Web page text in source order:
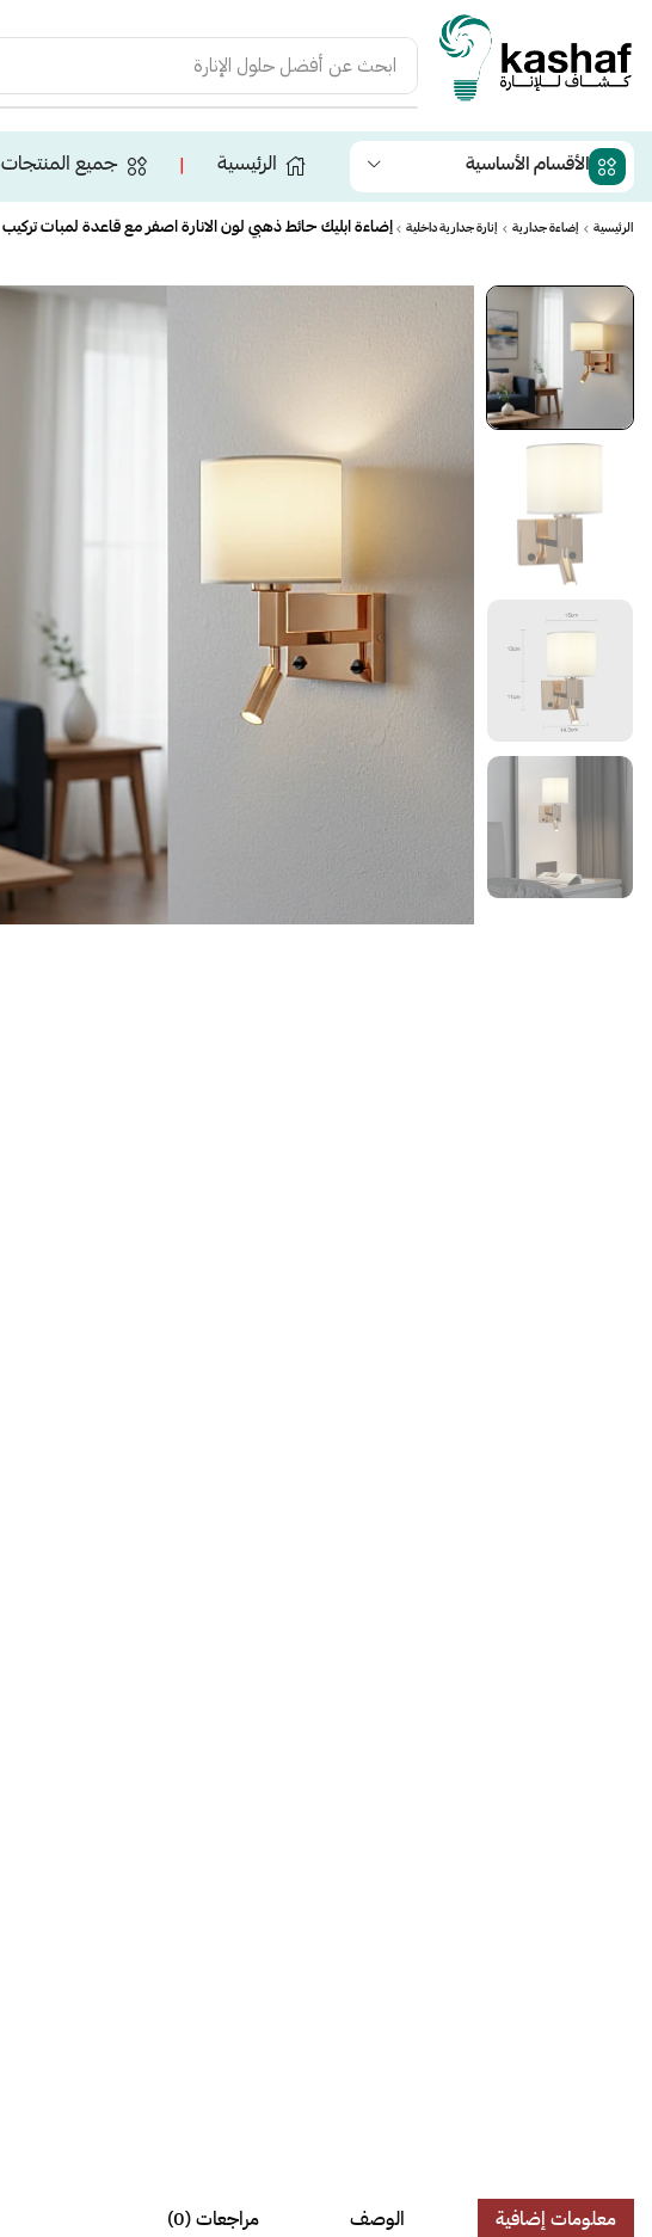
ابحث عن أفضل حلول الإنارة
الأقسام الأساسية الرئيسية ❘ جميع المنتجات
الرئيسية إضاءة جدارية إنارة جدارية داخلية إضاءة ابليك حائط ذهبي لون الانارة اصفر مع قاعدة لمبات تركيب
معلومات إضافية الوصف مراجعات (0)